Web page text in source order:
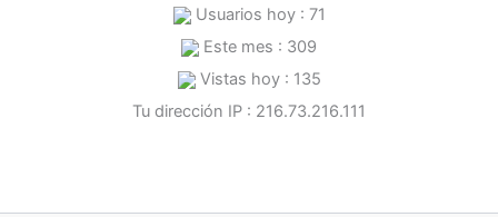
Usuarios hoy : 71
Este mes : 309
Vistas hoy : 135
Tu dirección IP : 216.73.216.111